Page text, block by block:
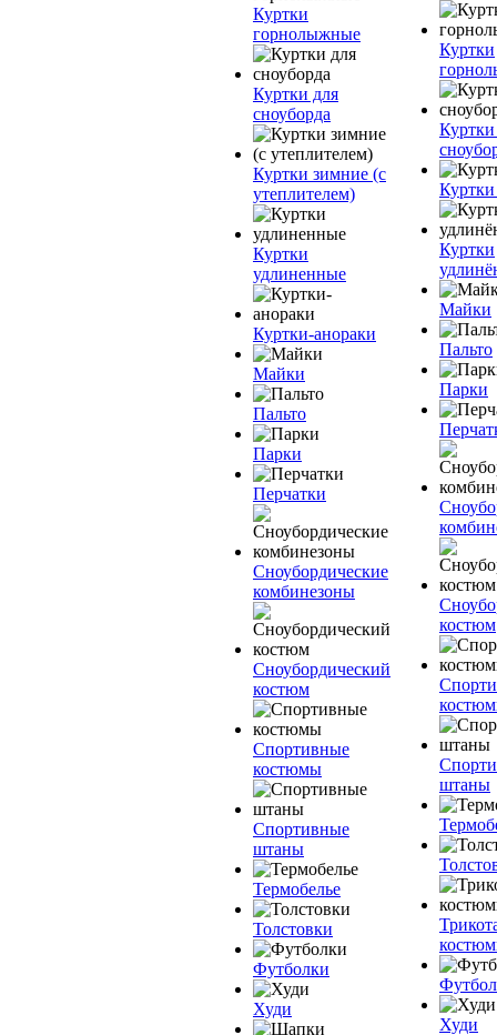
Куртки
горнолыжные
Куртки для
сноуборда
Куртки зимние (с
утеплителем)
Куртки
удлиненные
Куртки-анораки
Майки
Пальто
Парки
Перчатки
Сноубордические
комбинезоны
Сноубордический
костюм
Спортивные
костюмы
Спортивные
штаны
Термобелье
Толстовки
Футболки
Худи
Куртки
Куртки
Куртки
Майки
Пальто
Парки
костюм
штаны
Худи